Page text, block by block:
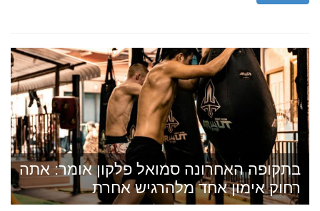
בתקופה האחרונה סמואל פלקון אומר: אתה
רחוק אימון אחד מלהרגיש אחרת